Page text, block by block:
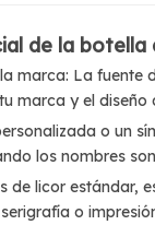
de la botella
marca: La fuente
marca y el diseño
o un
los nombres
de licor estándar,
o